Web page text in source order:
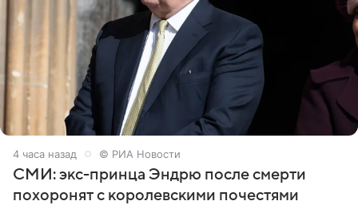
4 часа назад © РИА Новости
СМИ: экс-принца Эндрю после смерти
похоронят с королевскими почестями